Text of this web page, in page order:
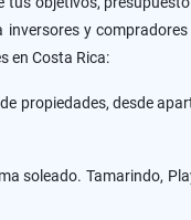
y
en Costa Rica:
propiedades, desde
soleado. Tamarindo,